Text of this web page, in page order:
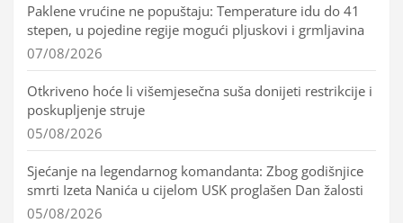
Paklene vrućine ne popuštaju: Temperature idu do 41
stepen, u pojedine regije mogući pljuskovi i grmljavina
07/08/2026
Otkriveno hoće li višemjesečna suša donijeti restrikcije i
poskupljenje struje
05/08/2026
Sjećanje na legendarnog komandanta: Zbog godišnjice
smrti Izeta Nanića u cijelom USK proglašen Dan žalosti
05/08/2026